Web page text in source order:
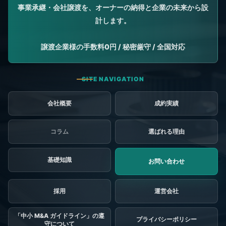
会社概要 成約実績
コラム 選ばれる理由
基礎知識 お問い合わせ
採用
「中小 M&A ガイドライン」の遵
守について
プライバシーポリシー